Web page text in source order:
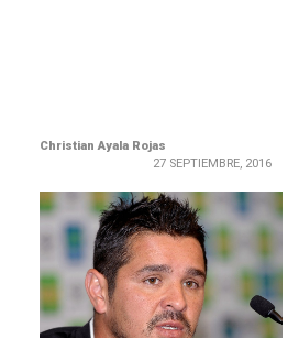
Christian Ayala Rojas
27 SEPTIEMBRE, 2016
LEER MÁS